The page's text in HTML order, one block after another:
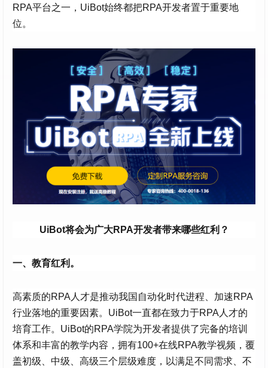
RPA平台之一，UiBot始终都把RPA开发者置于重要地
位。
UiBot将会为广大RPA开发者带来哪些红利？
一、教育红利。
高素质的RPA人才是推动我国自动化时代进程、加速RPA
行业落地的重要因素。UiBot一直都在致力于RPA人才的
培育工作。UiBot的RPA学院为开发者提供了完备的培训
体系和丰富的教学内容，拥有100+在线RPA教学视频，覆
盖初级、中级、高级三个层级难度，以满足不同需求、不